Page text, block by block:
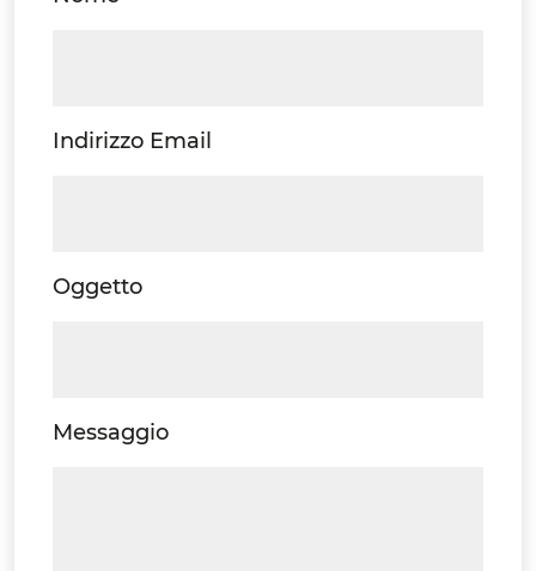
Indirizzo Email
Oggetto
Messaggio